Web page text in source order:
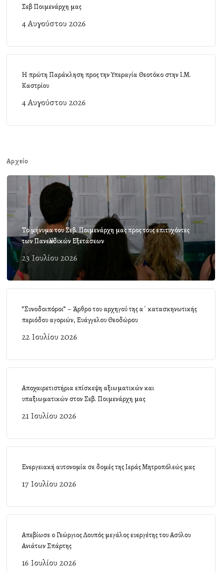
Σεβ Ποιμενάρχη μας
4 Αυγούστου 2026
Η πρώτη Παράκληση προς την Υπεραγία Θεοτόκο στην Ι.Μ.
Καστρίου
4 Αυγούστου 2026
Αρχείο
Το μήνυμα του Σεβ. Ποιμενάρχη μας προς τους επιτυχόντες
των Πανελλαδικών Εξετάσεων
23 Ιουλίου 2026
”Συνοδοιπόροι” – Άρθρο του αρχηγού της α΄ κατασκηνωτικής
περιόδου αγοριών, Ευάγγελου Θεοδώρου
22 Ιουλίου 2026
Αποχαιρετιστήρια επίσκεψη αξιωματικών και
υπαξιωματικών στον Σεβ. Ποιμενάρχη μας
21 Ιουλίου 2026
Ενεργειακή αυτονομία σε δομές της Ιεράς Μητροπόλεώς μας
17 Ιουλίου 2026
Απεβίωσε ο Γεώργιος Λουπός μεγάλος ευεργέτης του Ασύλου
Ανιάτων Σπάρτης
16 Ιουλίου 2026